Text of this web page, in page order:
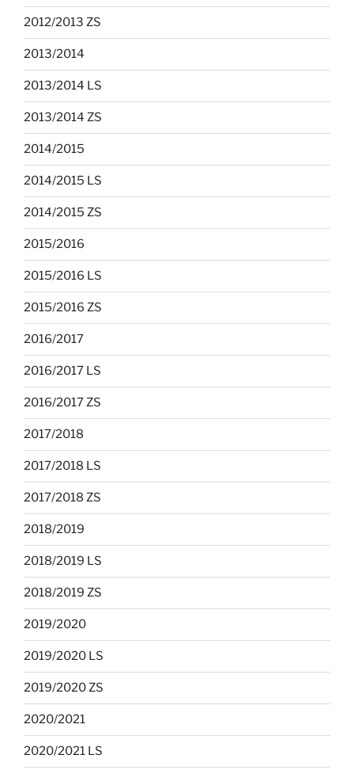
2012/2013 ZS
2013/2014
2013/2014 LS
2013/2014 ZS
2014/2015
2014/2015 LS
2014/2015 ZS
2015/2016
2015/2016 LS
2015/2016 ZS
2016/2017
2016/2017 LS
2016/2017 ZS
2017/2018
2017/2018 LS
2017/2018 ZS
2018/2019
2018/2019 LS
2018/2019 ZS
2019/2020
2019/2020 LS
2019/2020 ZS
2020/2021
2020/2021 LS